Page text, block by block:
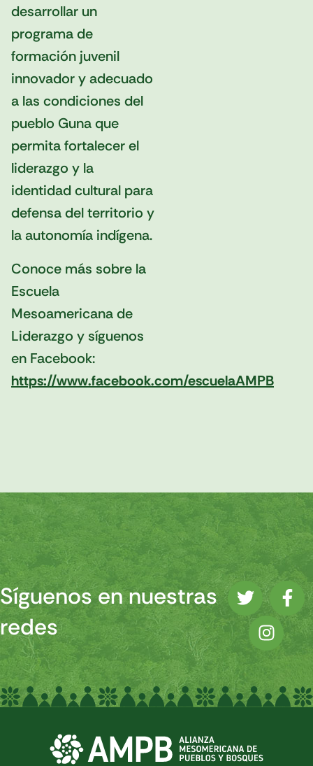
desarrollar un
programa de
formación juvenil
innovador y adecuado
a las condiciones del
pueblo Guna que
permita fortalecer el
liderazgo y la
identidad cultural para
defensa del territorio y
la autonomía indígena.
Conoce más sobre la
Escuela
Mesoamericana de
Liderazgo y síguenos
en Facebook:
https://www.facebook.com/escuelaAMPB
Síguenos en nuestras
redes